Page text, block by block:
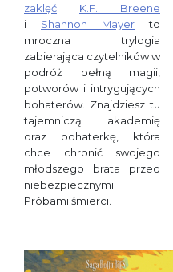
zaklęć
K.F. Breene
i Shannon Mayer to
mroczna trylogia
zabierająca czytelników w
podróż pełną magii,
potworów i intrygujących
bohaterów. Znajdziesz tu
tajemniczą akademię
oraz bohaterkę, która
chce chronić swojego
młodszego brata przed
niebezpiecznymi
Próbami śmierci.